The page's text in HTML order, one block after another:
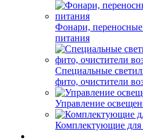
Фонари,
питания
Специальные
фито, очистители
Управление
Комплектующие для